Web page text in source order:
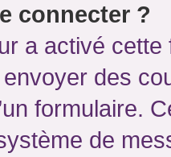
connecter ?
a activé
des
formulaire.
de